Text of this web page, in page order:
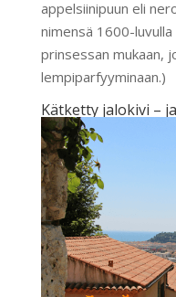
appelsiinipuun eli
nimensä 1600-
prinsessan mukaan,
lempiparfyyminaan.)
Kätketty jalokivi –